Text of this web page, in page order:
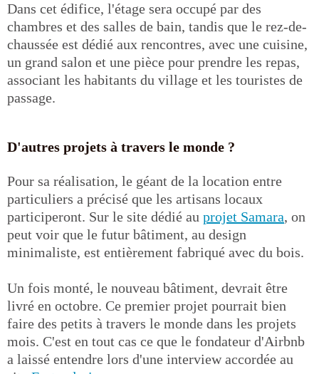
Dans cet édifice, l'étage sera occupé par des
chambres et des salles de bain, tandis que le rez-de-
chaussée est dédié aux rencontres, avec une cuisine,
un grand salon et une pièce pour prendre les repas,
associant les habitants du village et les touristes de
passage.
D'autres projets à travers le monde ?
Pour sa réalisation, le géant de la location entre
particuliers a précisé que les artisans locaux
participeront. Sur le site dédié au projet Samara, on
peut voir que le futur bâtiment, au design
minimaliste, est entièrement fabriqué avec du bois.
Un fois monté, le nouveau bâtiment, devrait être
livré en octobre. Ce premier projet pourrait bien
faire des petits à travers le monde dans les projets
mois. C'est en tout cas ce que le fondateur d'Airbnb
a laissé entendre lors d'une interview accordée au